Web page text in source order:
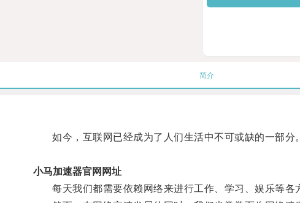
简介
如今，互联网已经成为了人们生活中不可或缺的一部分。
小马加速器官网网址
每天我们都需要依赖网络来进行工作、学习、娱乐等各